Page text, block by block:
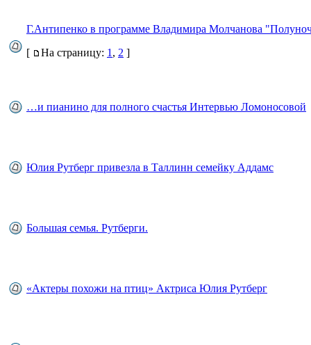
Г.Антипенко в программе Владимира Молчанова
[
На страницу: 1 , 2 ]
…и пианино для полного счастья Интервью Ломоносовой
Юлия Рутберг привезла в Таллинн семейку Аддамс
Большая семья. Рутберги.
«Актеры похожи на птиц» Актриса Юлия Рутберг